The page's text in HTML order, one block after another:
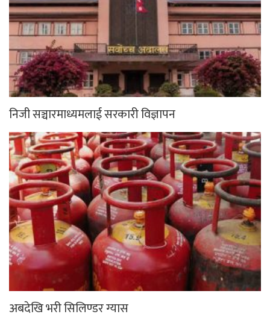
निजी सञ्चारमाध्यमलाई सरकारी विज्ञापन
अबदेखि भरी सिलिण्डर ग्यास